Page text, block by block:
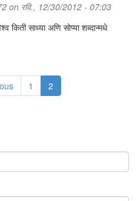
on रवि., 12/30/2012 - 07:03
साध्या अणि सोप्या शब्दान्मधे
1 2